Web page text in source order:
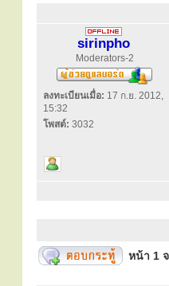
sirinpho
Moderators-2
ลงทะเบียนเมื่อ: 17 ก.ย. 2012,
15:32
โพสต์: 3032
หน้า 1